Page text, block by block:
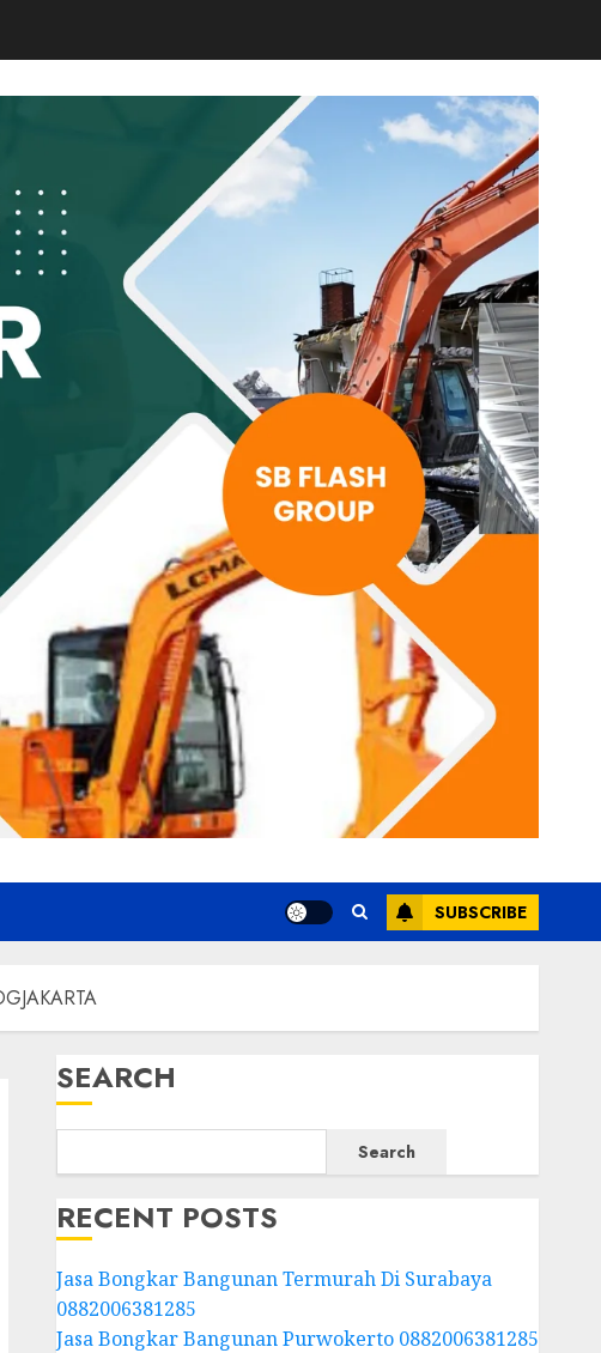
SUBSCRIBE
SEARCH
Search
RECENT POSTS
Jasa Bongkar Bangunan Termurah Di Surabaya
0882006381285
Jasa Bongkar Bangunan Purwokerto 0882006381285